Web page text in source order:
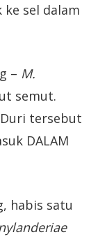
sel dalam
– M.
semut.
Duri tersebut
DALAM
habis satu